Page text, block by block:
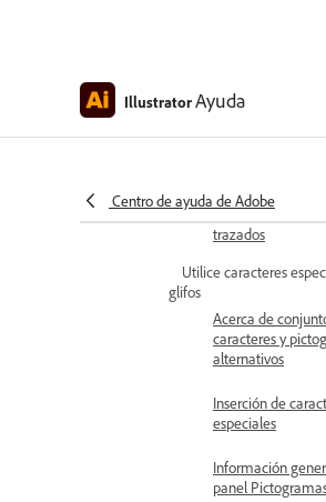
IllustratorAyuda
Centro de ayuda de Adobe
Aplicar efectos al
trazados
Utilice caracteres
glifos
Acerca de
caracteres y
alternativos
Inserción de
especiales
Información
panel